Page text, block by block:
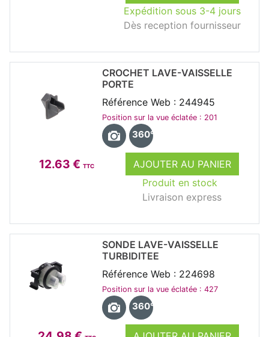
Expédition sous 3-4 jours
Dès reception fournisseur
12.63 € TTC
AJOUTER AU PANIER
Produit en stock
Livraison express
CROCHET LAVE-VAISSELLE
PORTE
Référence Web : 244945
Position sur la vue éclatée : 201
360°
SONDE LAVE-VAISSELLE
TURBIDITEE
Référence Web : 224698
Position sur la vue éclatée : 427
360°